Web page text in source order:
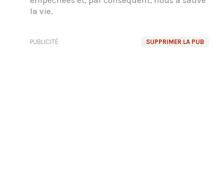
la vie.
SUPPRIMER LA PUB
PUBLICITÉ